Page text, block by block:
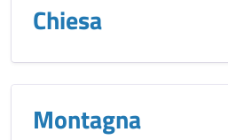
Chiesa
Montagna